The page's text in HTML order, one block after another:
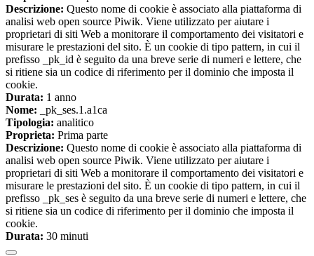
Descrizione: Questo nome di cookie è associato alla piattaforma di
analisi web open source Piwik. Viene utilizzato per aiutare i
proprietari di siti Web a monitorare il comportamento dei visitatori e
misurare le prestazioni del sito. È un cookie di tipo pattern, in cui il
prefisso _pk_id è seguito da una breve serie di numeri e lettere, che
si ritiene sia un codice di riferimento per il dominio che imposta il
cookie.
Durata: 1 anno
Nome: _pk_ses.1.a1ca
Tipologia: analitico
Proprieta: Prima parte
Descrizione: Questo nome di cookie è associato alla piattaforma di
analisi web open source Piwik. Viene utilizzato per aiutare i
proprietari di siti Web a monitorare il comportamento dei visitatori e
misurare le prestazioni del sito. È un cookie di tipo pattern, in cui il
prefisso _pk_ses è seguito da una breve serie di numeri e lettere, che
si ritiene sia un codice di riferimento per il dominio che imposta il
cookie.
Durata: 30 minuti